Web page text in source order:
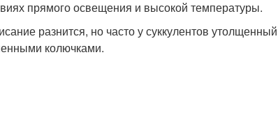
прямого освещения и высокой температуры.
разнится, но часто у суккулентов
колючками.